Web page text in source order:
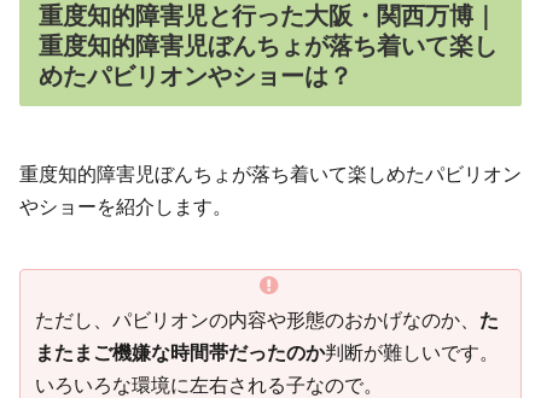
重度知的障害児と行った大阪・関西万博｜
重度知的障害児ぼんちょが落ち着いて楽し
めたパビリオンやショーは？
重度知的障害児ぼんちょが落ち着いて楽しめたパビリオン
やショーを紹介します。
ただし、パビリオンの内容や形態のおかげなのか、 た
またまご機嫌な時間帯だったのか判断が難しいです。
いろいろな環境に左右される子なので。